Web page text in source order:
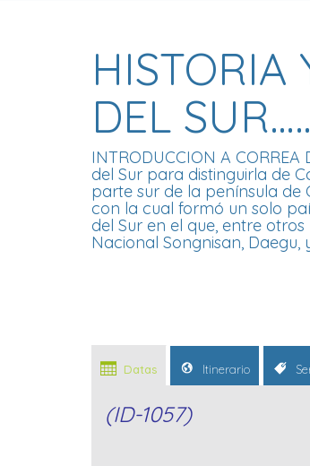
HISTORIA
DEL
INTRODUCCION A
del Sur para distinguirla de
parte sur de la península de
con la cual formó un solo
del Sur en el que, entre
Nacional Songnisan, Daegu,
Datas Itinerario
(ID-1057)